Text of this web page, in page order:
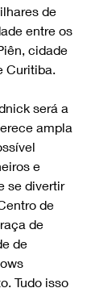
de
entre os
cidade
Curitiba.
será a
ampla
e
se divertir
de
de
de
Tudo isso